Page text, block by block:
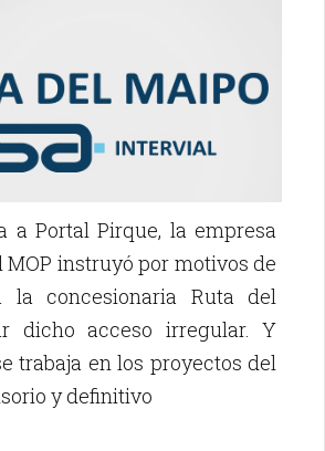
a Portal Pirque, la empresa
instruyó por motivos de
la concesionaria Ruta del
dicho acceso irregular. Y
trabaja en los proyectos del
y definitivo